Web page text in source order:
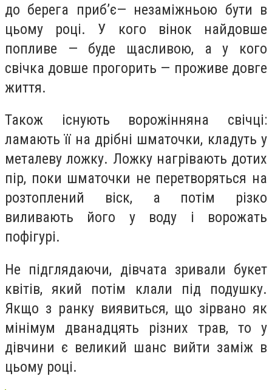
до берега приб’є— незаміжньою бути в
цьому році. У кого вінок найдовше
попливе — буде щасливою, а у кого
свічка довше прогорить — проживе довге
життя.
Також існують ворожінняна свічці:
ламають її на дрібні шматочки, кладуть у
металеву ложку. Ложку нагрівають дотих
пір, поки шматочки не перетворяться на
розтоплений віск, а потім різко
виливають його у воду і ворожать
пофігурі.
Не підглядаючи, дівчата зривали букет
квітів, який потім клали під подушку.
Якщо з ранку виявиться, що зірвано як
мінімум дванадцять різних трав, то у
дівчини є великий шанс вийти заміж в
цьому році.